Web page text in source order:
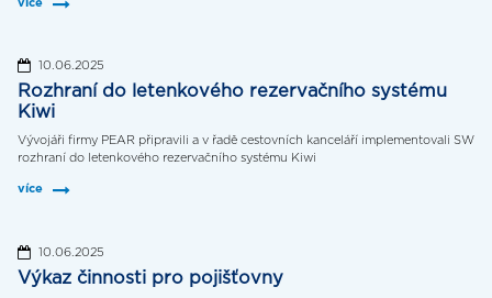
10.06.2025
Rozhraní do letenkového rezervačního systému
Kiwi
Vývojáři firmy PEAR připravili a v řadě cestovních kanceláří implementovali SW
rozhraní do letenkového rezervačního systému Kiwi
více
10.06.2025
Výkaz činnosti pro pojišťovny